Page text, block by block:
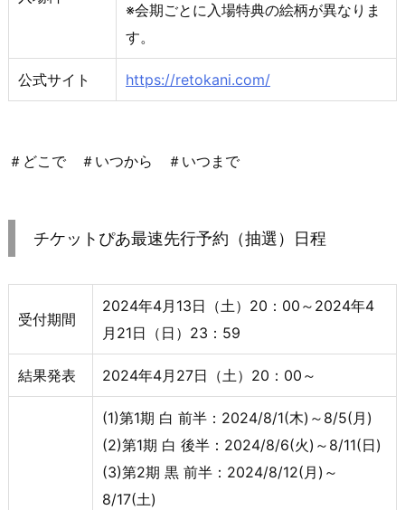
※会期ごとに入場特典の絵柄が異なりま
す。
公式サイト https://retokani.com/
＃どこで ＃いつから ＃いつまで
チケットぴあ最速先行予約（抽選）日程
受付期間
2024年4月13日（土）20：00～2024年4
月21日（日）23：59
結果発表 2024年4月27日（土）20：00～
(1)第1期 白 前半：2024/8/1(木)～8/5(月)
(2)第1期 白 後半：2024/8/6(火)～8/11(日)
(3)第2期 黒 前半：2024/8/12(月)～
8/17(土)